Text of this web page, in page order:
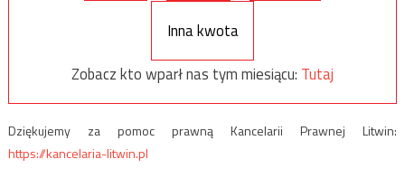
Inna kwota
Zobacz kto wparł nas tym miesiącu: Tutaj
Dziękujemy za pomoc prawną Kancelarii Prawnej Litwin:
https://kancelaria-litwin.pl